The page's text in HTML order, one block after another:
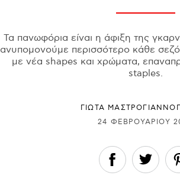
Τα πανωφόρια είναι η άφιξη της
ανυπομονούμε περισσότερο κάθε
με νέα shapes και χρώματα,
staples.
ΓΙΩΤΑ
24 ΦΕΒΡΟΥΑΡΊΟΥ